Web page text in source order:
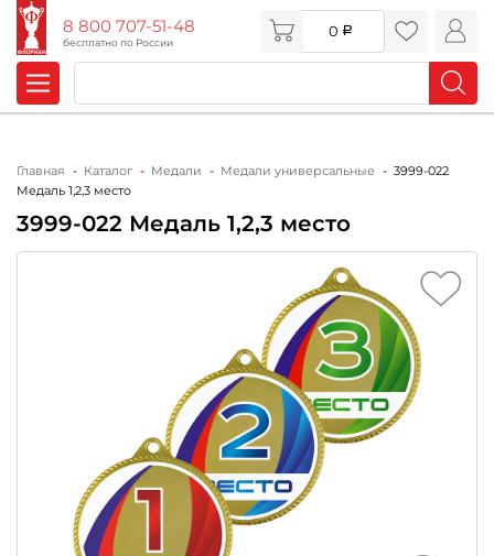
8 800 707-51-48
бесплатно по России
0
Главная Каталог Медали Медали универсальные
3999-022
Медаль 1,2,3 место
3999-022 Медаль 1,2,3 место